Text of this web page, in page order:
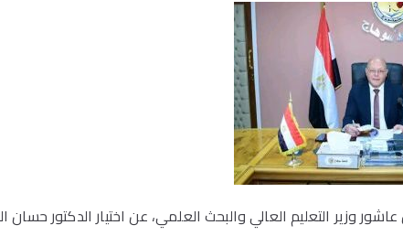
عاشور وزير التعليم العالي والبحث العلمي، عن اختيار الدكتور